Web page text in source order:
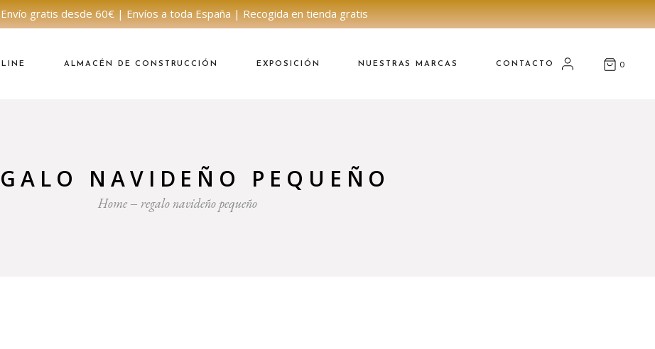
gratis desde 60€ | Envíos a toda España | Recogida en tienda gratis
ALMACÉN DE CONSTRUCCIÓN EXPOSICIÓN NUESTRAS MARCAS CONTACTO 0
NAVIDEÑO PEQUEÑO
Home regalo navideño pequeño